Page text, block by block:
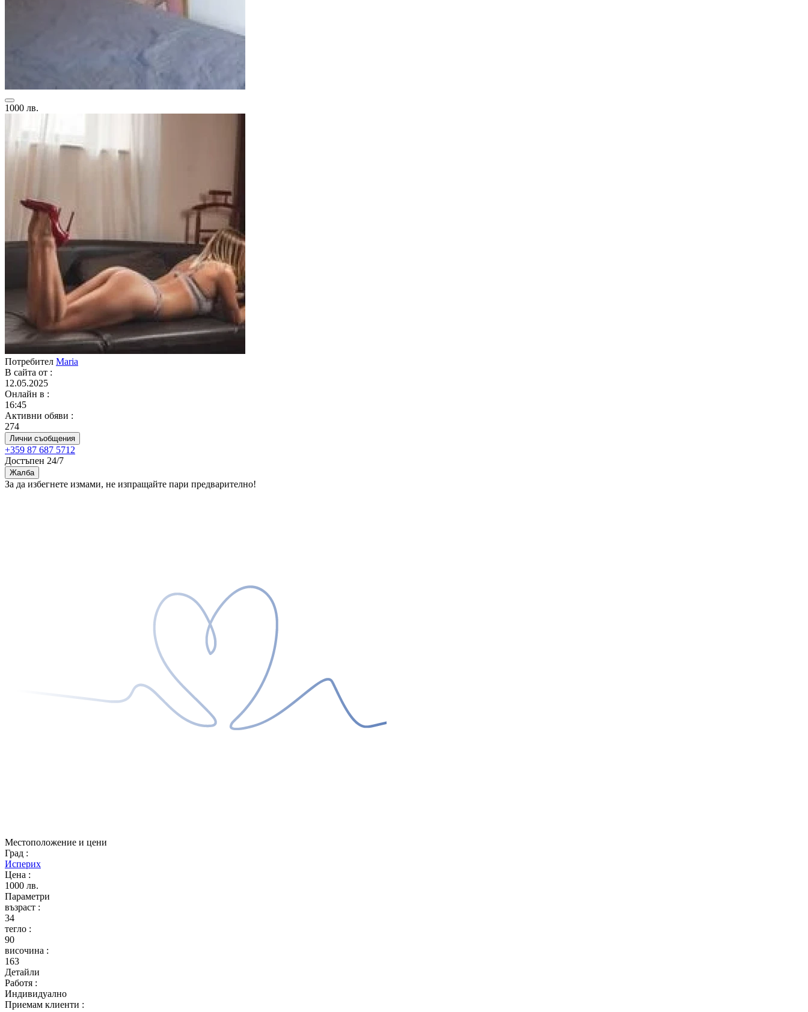
1000 лв.
Потребител Maria
В сайта от :
12.05.2025
Онлайн в :
16:45
Активни обяви :
274
Лични съобщения
+359 87 687 5712
Достъпен 24/7
Жалба
За да избегнете измами, не изпращайте пари предварително!
Местоположение и цени
Град :
Исперих
Цена :
1000 лв.
Параметри
възраст :
34
тегло :
90
височина :
163
Детайли
Работя :
Индивидуално
Приемам клиенти :